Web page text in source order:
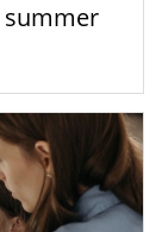
summer